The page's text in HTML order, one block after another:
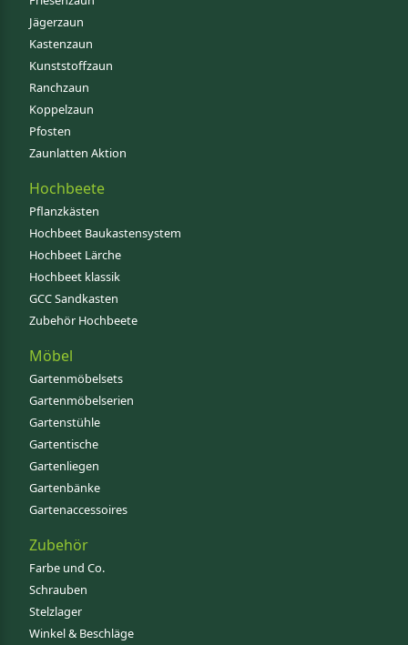
Jägerzaun
Kastenzaun
Kunststoffzaun
Ranchzaun
Koppelzaun
Pfosten
Zaunlatten Aktion
Hochbeete
Pflanzkästen
Hochbeet Baukastensystem
Hochbeet Lärche
Hochbeet klassik
GCC Sandkasten
Zubehör Hochbeete
Möbel
Gartenmöbelsets
Gartenmöbelserien
Gartenstühle
Gartentische
Gartenliegen
Gartenbänke
Gartenaccessoires
Zubehör
Farbe und Co.
Schrauben
Stelzlager
Winkel & Beschläge